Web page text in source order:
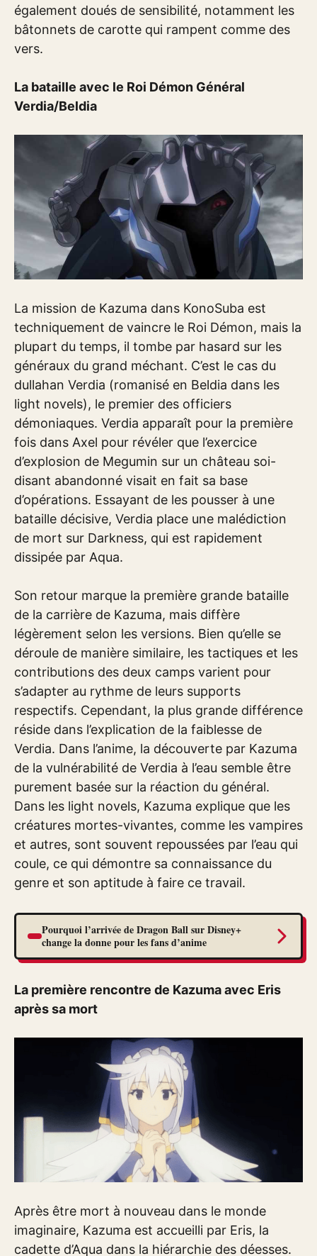
également doués de sensibilité, notamment les
bâtonnets de carotte qui rampent comme des
vers.
La bataille avec le Roi Démon Général
Verdia/Beldia
La mission de Kazuma dans KonoSuba est
techniquement de vaincre le Roi Démon, mais la
plupart du temps, il tombe par hasard sur les
généraux du grand méchant. C’est le cas du
dullahan Verdia (romanisé en Beldia dans les
light novels), le premier des officiers
démoniaques. Verdia apparaît pour la première
fois dans Axel pour révéler que l’exercice
d’explosion de Megumin sur un château soi-
disant abandonné visait en fait sa base
d’opérations. Essayant de les pousser à une
bataille décisive, Verdia place une malédiction
de mort sur Darkness, qui est rapidement
dissipée par Aqua.
Son retour marque la première grande bataille
de la carrière de Kazuma, mais diffère
légèrement selon les versions. Bien qu’elle se
déroule de manière similaire, les tactiques et les
contributions des deux camps varient pour
s’adapter au rythme de leurs supports
respectifs. Cependant, la plus grande différence
réside dans l’explication de la faiblesse de
Verdia. Dans l’anime, la découverte par Kazuma
de la vulnérabilité de Verdia à l’eau semble être
purement basée sur la réaction du général.
Dans les light novels, Kazuma explique que les
créatures mortes-vivantes, comme les vampires
et autres, sont souvent repoussées par l’eau qui
coule, ce qui démontre sa connaissance du
genre et son aptitude à faire ce travail.
Pourquoi l’arrivée de Dragon Ball sur Disney+
change la donne pour les fans d’anime
La première rencontre de Kazuma avec Eris
après sa mort
Après être mort à nouveau dans le monde
imaginaire, Kazuma est accueilli par Eris, la
cadette d’Aqua dans la hiérarchie des déesses.